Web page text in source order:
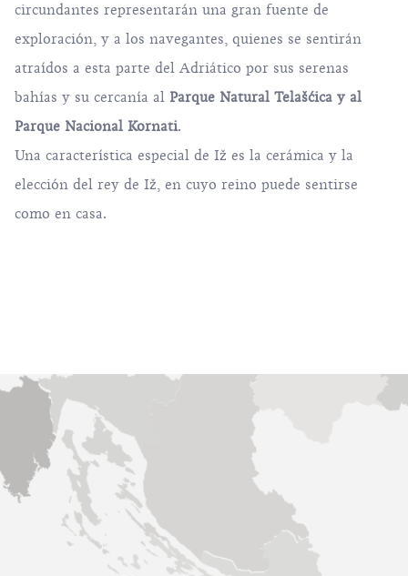
circundantes representarán una gran fuente de
exploración, y a los navegantes, quienes se sentirán
atraídos a esta parte del Adriático por sus serenas
bahías y su cercanía al Parque Natural Telašćica y al
Parque Nacional Kornati.
Una característica especial de Iž es la cerámica y la
elección del rey de Iž, en cuyo reino puede sentirse
como en casa.